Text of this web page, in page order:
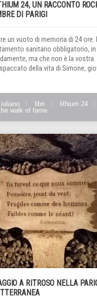
24, UN RACCONTO
DI PARIGI
un vuoto di memoria di 24 ore.
sanitario obbligatorio,
ma che non è la vostra.
della vita di Simone,
libri
lithium 24
walk of fame
A RITROSO NELLA